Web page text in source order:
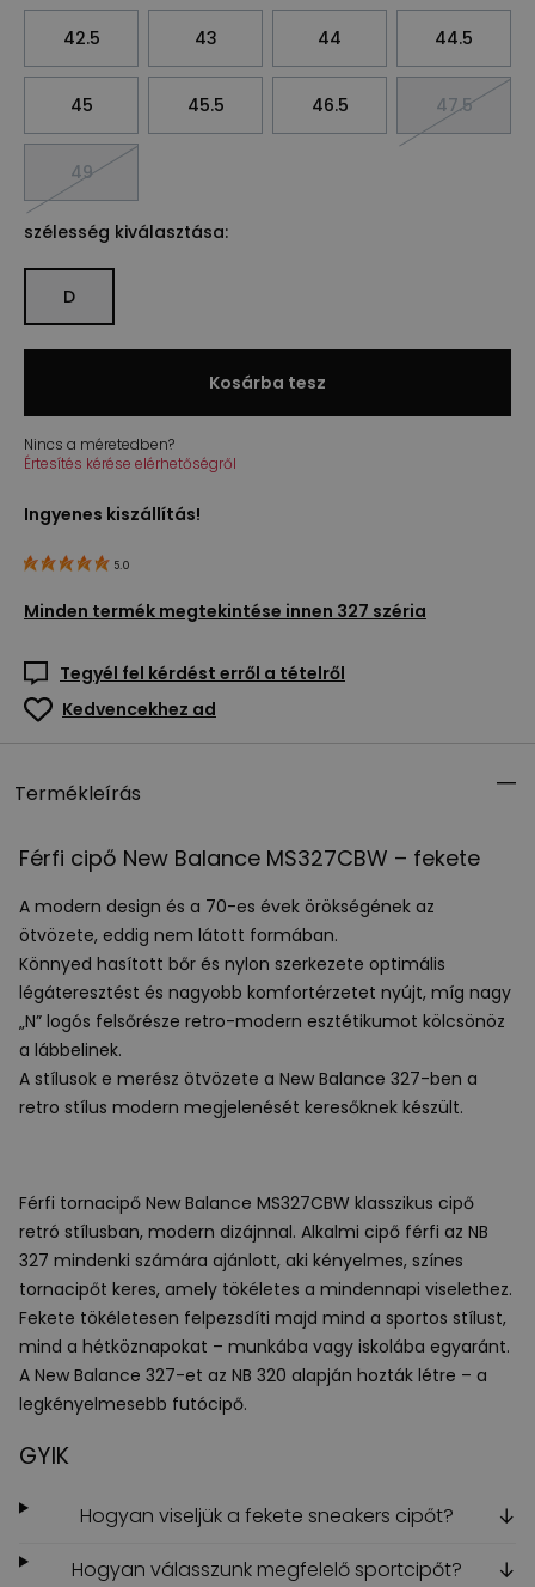
42.5 43 44 44.5
45 45.5 46.5 47.5
49
szélesség kiválasztása:
D
Kosárba tesz
Nincs a méretedben?
Értesítés kérése elérhetőségről
Ingyenes kiszállítás!
5.0
Minden termék megtekintése innen 327 széria
Tegyél fel kérdést erről a tételről
Kedvencekhez ad
Termékleírás
Férfi cipő New Balance MS327CBW – fekete
A modern design és a 70-es évek örökségének az
ötvözete, eddig nem látott formában.
Könnyed hasított bőr és nylon szerkezete optimális
légáteresztést és nagyobb komfortérzetet nyújt, míg nagy
„N” logós felsőrésze retro-modern esztétikumot kölcsönöz
a lábbelinek.
A stílusok e merész ötvözete a New Balance 327-ben a
retro stílus modern megjelenését keresőknek készült.
Férfi tornacipő New Balance MS327CBW klasszikus cipő
retró stílusban, modern dizájnnal. Alkalmi cipő férfi az NB
327 mindenki számára ajánlott, aki kényelmes, színes
tornacipőt keres, amely tökéletes a mindennapi viselethez.
Fekete tökéletesen felpezsdíti majd mind a sportos stílust,
mind a hétköznapokat – munkába vagy iskolába egyaránt.
A New Balance 327-et az NB 320 alapján hozták létre – a
legkényelmesebb futócipő.
GYIK
Hogyan viseljük a fekete sneakers cipőt? ↓
Hogyan válasszunk megfelelő sportcipőt? ↓